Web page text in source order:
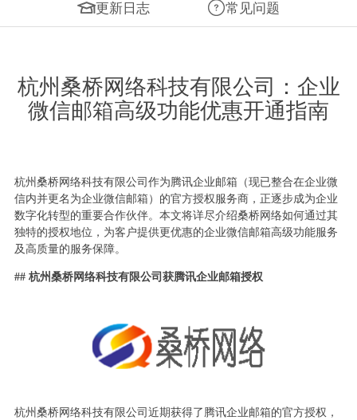
更新日志 常见问题
杭州桑桥网络科技有限公司：企业
微信邮箱高级功能优惠开通指南
杭州桑桥网络科技有限公司作为腾讯企业邮箱（现已整合在企业微
信内并更名为企业微信邮箱）的官方授权服务商，正逐步成为企业
数字化转型的重要合作伙伴。本文将详尽介绍桑桥网络如何通过其
独特的授权地位，为客户提供更优惠的企业微信邮箱高级功能服务
及高质量的服务保障。
## 杭州桑桥网络科技有限公司获腾讯企业邮箱授权
杭州桑桥网络科技有限公司近期获得了腾讯企业邮箱的官方授权，